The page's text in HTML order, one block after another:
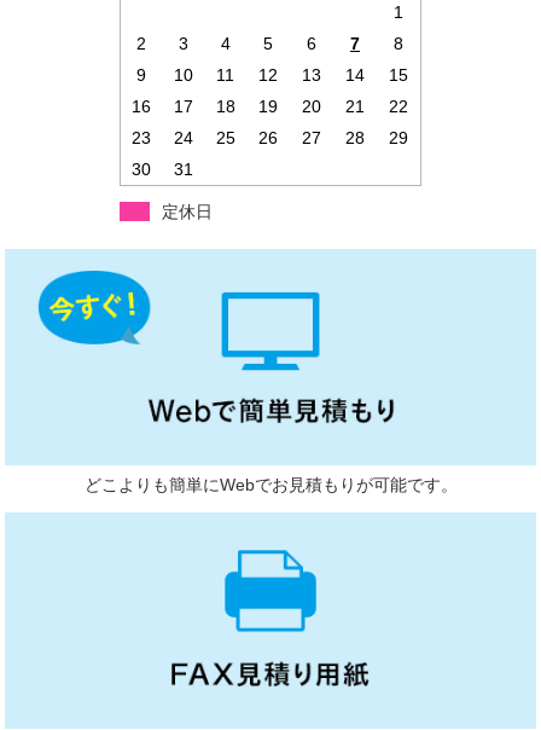
1
2
3 4 5 6 7
8
9
10 11 12 13 14
15
16
17 18 19 20 21
22
23
24 25 26 27 28
29
30
31
定休日
どこよりも簡単にWebでお見積もりが可能です。